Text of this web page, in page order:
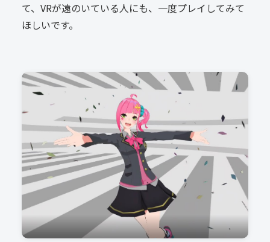
て、VRが遠のいている人にも、一度プレイしてみて
ほしいです。